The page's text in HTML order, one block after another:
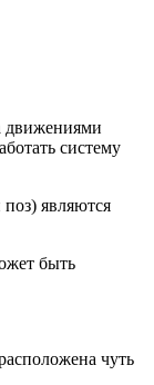
движениями
систему
являются
быть
чуть